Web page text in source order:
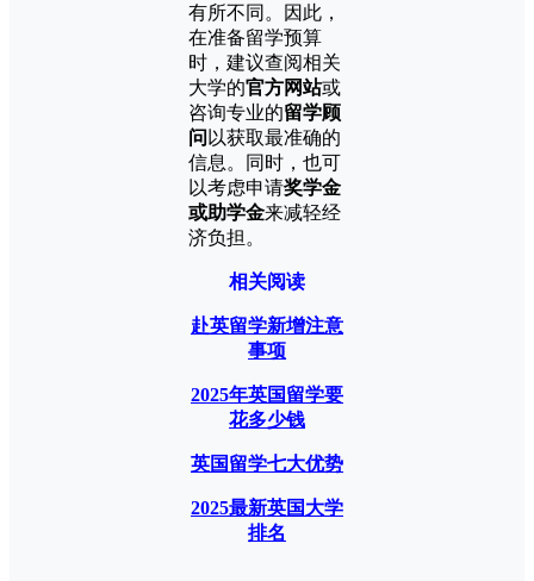
有所不同。因此，
在准备留学预算
时，建议查阅相关
大学的官方网站或
咨询专业的留学顾
问 以获取最准确的
信息。同时，也可
以考虑申请奖学金
或助学金来减轻经
济负担。
相关阅读
赴英留学新增注意
事项
2025年英国留学要
花多少钱
英国留学七大优势
2025最新英国大学
排名